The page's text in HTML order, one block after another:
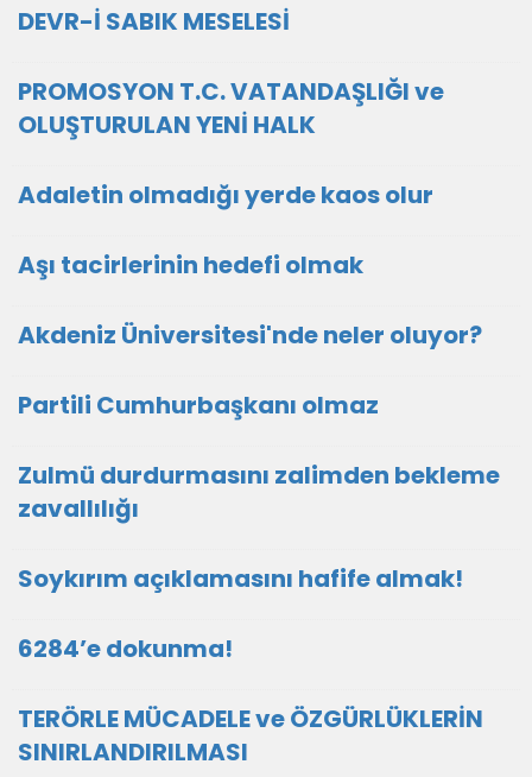
DEVR-İ SABIK MESELESİ
PROMOSYON T.C. VATANDAŞLIĞI ve
OLUŞTURULAN YENİ HALK
Adaletin olmadığı yerde kaos olur
Aşı tacirlerinin hedefi olmak
Akdeniz Üniversitesi'nde neler oluyor?
Partili Cumhurbaşkanı olmaz
Zulmü durdurmasını zalimden bekleme
zavallılığı
Soykırım açıklamasını hafife almak!
6284’e dokunma!
TERÖRLE MÜCADELE ve ÖZGÜRLÜKLERİN
SINIRLANDIRILMASI